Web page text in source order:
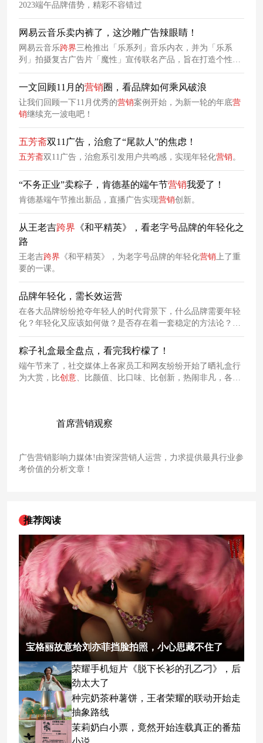
2023端午品牌借势，精彩不容错过
网易云音乐卖内裤了，这沙雕广告辣眼睛！
网易云音乐跨界三枪推出「乐系列」音乐内衣，并为「乐系
列」拍摄复古广告片「魔性」宣传联名产品，旨在打造个性音
乐内裤和袜子，把音乐穿在身上。
一文回顾11月的营销圈，看品牌如何乘风破浪
让我们回顾一下11月优秀的营销案例开始，为新一轮的年底营
销继续充一波电吧！
五芳斋双11广告，治愈了“尾款人”的焦虑！
五芳斋双11广告，治愈系引发用户共鸣感，实现年轻化营销。
“不务正业”卖粽子，肯德基的端午节营销我爱了！
肯德基端午节推出新品，直播广告实现营销创新。
从王老吉跨界 《和平精英》，看老字号品牌的年轻化之
路
王老吉跨界 《和平精英》，为老字号品牌的年轻化营销上了重
要的一课。
品牌年轻化，需长效运营
在各大品牌纷纷抢夺年轻人的时代背景下，什么品牌需要年轻
化？年轻化又应该如何做？是否存在着一套稳定的方法论？一
起来看看吧！
粽子礼盒最全盘点，看完我柠檬了！
端午节来了，社交媒体上各家员工和网友纷纷开始了晒礼盒行
为大赏，比创意、比颜值、比口味、比创新，热闹非凡，各种
首席营销观察
广告营销影响力媒体!由资深营销人运营，力求提供最具行业参
考价值的分析文章！
推荐阅读
宝格丽故意给刘亦菲挡脸拍照，小心思藏不住了
荣耀手机短片《脱下长衫的孔乙刁》，后
劲太大了
种完奶茶种薯饼，王者荣耀的联动开始走
抽象路线
茉莉奶白小票，竟然开始连载真正的番茄